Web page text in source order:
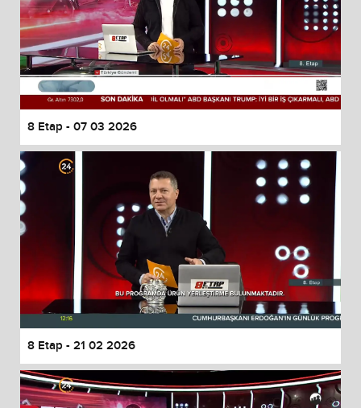
8 Etap - 07 03 2026
8 Etap - 21 02 2026